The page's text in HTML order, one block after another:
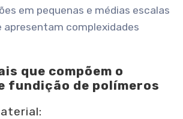
em pequenas e médias escalas
apresentam complexidades
que compõem o
fundição de polímeros